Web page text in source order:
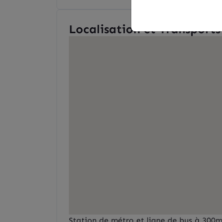
Localisation et Transports